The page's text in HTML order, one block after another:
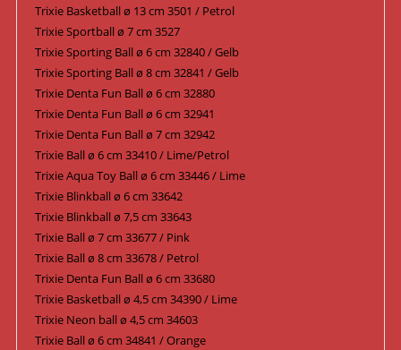
Trixie Basketball ø 13 cm 3501 / Petrol
Trixie Sportball ø 7 cm 3527
Trixie Sporting Ball ø 6 cm 32840 / Gelb
Trixie Sporting Ball ø 8 cm 32841 / Gelb
Trixie Denta Fun Ball ø 6 cm 32880
Trixie Denta Fun Ball ø 6 cm 32941
Trixie Denta Fun Ball ø 7 cm 32942
Trixie Ball ø 6 cm 33410 / Lime/Petrol
Trixie Aqua Toy Ball ø 6 cm 33446 / Lime
Trixie Blinkball ø 6 cm 33642
Trixie Blinkball ø 7,5 cm 33643
Trixie Ball ø 7 cm 33677 / Pink
Trixie Ball ø 8 cm 33678 / Petrol
Trixie Denta Fun Ball ø 6 cm 33680
Trixie Basketball ø 4,5 cm 34390 / Lime
Trixie Neon ball ø 4,5 cm 34603
Trixie Ball ø 6 cm 34841 / Orange